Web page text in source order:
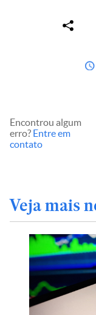
Encontrou algum
erro? Entre em
contato
Veja mais